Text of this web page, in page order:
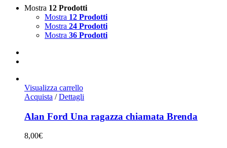
Mostra 12 Prodotti
Mostra 12 Prodotti
Mostra 24 Prodotti
Mostra 36 Prodotti
Visualizza carrello
Acquista / Dettagli
Alan Ford Una ragazza chiamata Brenda
8,00€